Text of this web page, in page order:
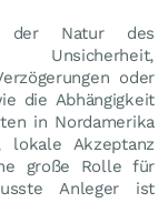
der Natur des
Unsicherheit,
oder
die Abhängigkeit
in Nordamerika
lokale Akzeptanz
große Rolle für
Anleger ist